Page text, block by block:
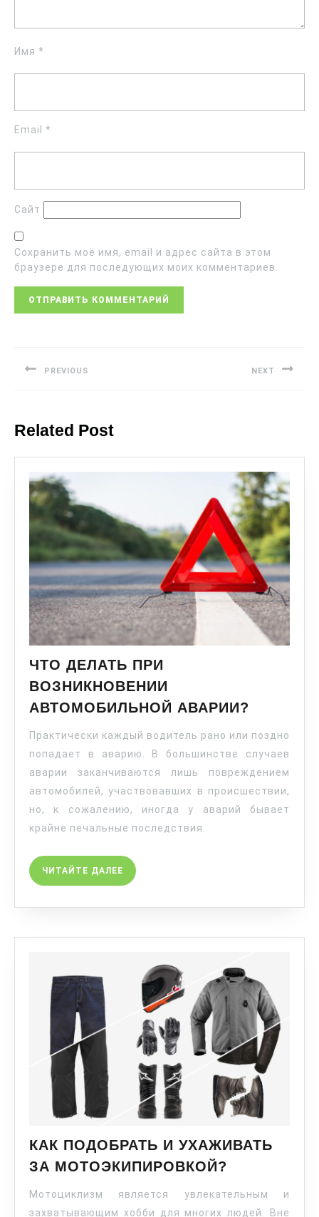
Имя *
Email *
Сайт
Сохранить моё имя, email и адрес сайта в этом
браузере для последующих моих комментариев.
PREVIOUS NEXT
Related Post
ЧТО ДЕЛАТЬ ПРИ
ВОЗНИКНОВЕНИИ
АВТОМОБИЛЬНОЙ АВАРИИ?
Практически каждый водитель рано или поздно
попадает в аварию. В большинстве случаев
аварии заканчиваются лишь повреждением
автомобилей, участвовавших в происшествии,
но, к сожалению, иногда у аварий бывает
крайне печальные последствия.
ЧИТАЙТЕ ДАЛЕЕ
КАК ПОДОБРАТЬ И УХАЖИВАТЬ
ЗА МОТОЭКИПИРОВКОЙ?
Мотоциклизм является увлекательным и
захватывающим хобби для многих людей. Вне